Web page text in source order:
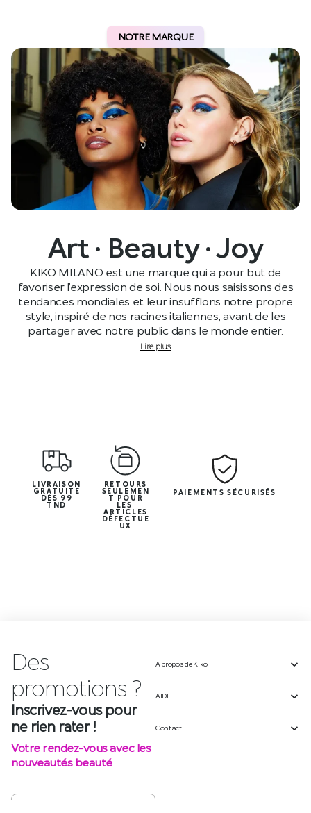
NOTRE MARQUE
Art · Beauty · Joy
KIKO MILANO est une marque qui a pour but de
favoriser l’expression de soi. Nous nous saisissons des
tendances mondiales et leur insufflons notre propre
style, inspiré de nos racines italiennes, avant de les
partager avec notre public dans le monde entier.
Lire plus
LIVRAISON
GRATUITE
DÈS 99
TND
RETOURS
SEULEMEN
T POUR
LES
ARTICLES
DÉFECTUE
UX
PAIEMENTS SÉCURISÉS
Des
promotions ?
Inscrivez-vous pour
ne rien rater !
Votre rendez-vous avec les
nouveautés beauté
A propos de Kiko
AIDE
Contact